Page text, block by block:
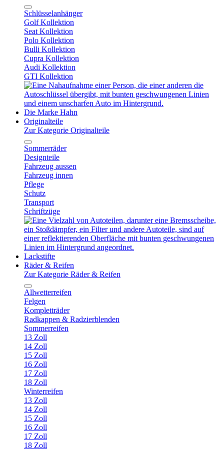
Schlüsselanhänger
Golf Kollektion
Seat Kollektion
Polo Kollektion
Bulli Kollektion
Cupra Kollektion
Audi Kollektion
GTI Kollektion
Die Marke Hahn
Originalteile
Zur Kategorie Originalteile
Sommerräder
Designteile
Fahrzeug aussen
Fahrzeug innen
Pflege
Schutz
Transport
Schriftzüge
Lackstifte
Räder & Reifen
Zur Kategorie Räder & Reifen
Allwetterreifen
Felgen
Kompletträder
Radkappen & Radzierblenden
Sommerreifen
13 Zoll
14 Zoll
15 Zoll
16 Zoll
17 Zoll
18 Zoll
Winterreifen
13 Zoll
14 Zoll
15 Zoll
16 Zoll
17 Zoll
18 Zoll